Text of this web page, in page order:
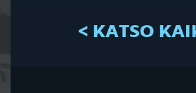
< KATSO